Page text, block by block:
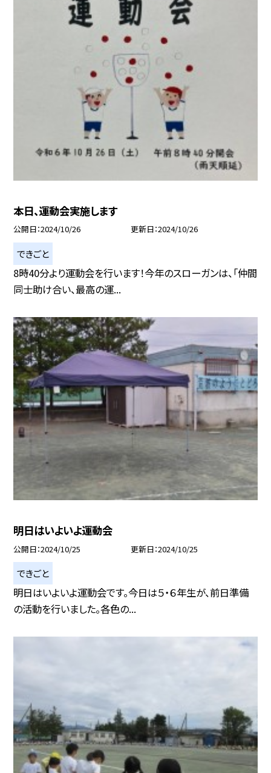
本日、運動会実施します
公開日 2024/10/26 更新日 2024/10/26
できごと
8時40分より運動会を行います！今年のスローガンは、「仲間
同士助け合い、最高の運...
明日はいよいよ運動会
公開日 2024/10/25 更新日 2024/10/25
できごと
明日はいよいよ運動会です。今日は５・６年生が、前日準備
の活動を行いました。各色の...